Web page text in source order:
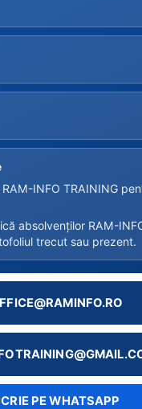
INFO TRAINING
absolvenților RAM-
trecut sau prezent.
PE WHATSAPP